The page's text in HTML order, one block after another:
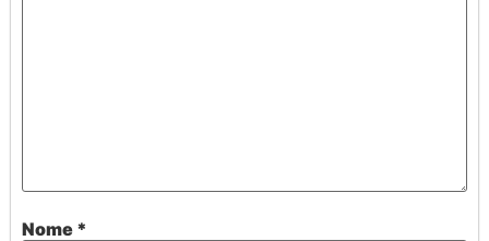
Nome *